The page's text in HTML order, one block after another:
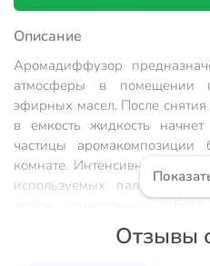
Описание
Аромадиффузор
атмосферы в помещении
эфирных масел. После
в емкость жидкость
частицы аромакомпозиции
комнате. Интенсивность
используемых палочек.
маленьких детей и домашних
Отзывы